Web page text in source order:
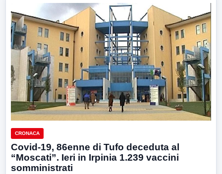
CRONACA
Covid-19, 86enne di Tufo deceduta al
“Moscati”. Ieri in Irpinia 1.239 vaccini
somministrati